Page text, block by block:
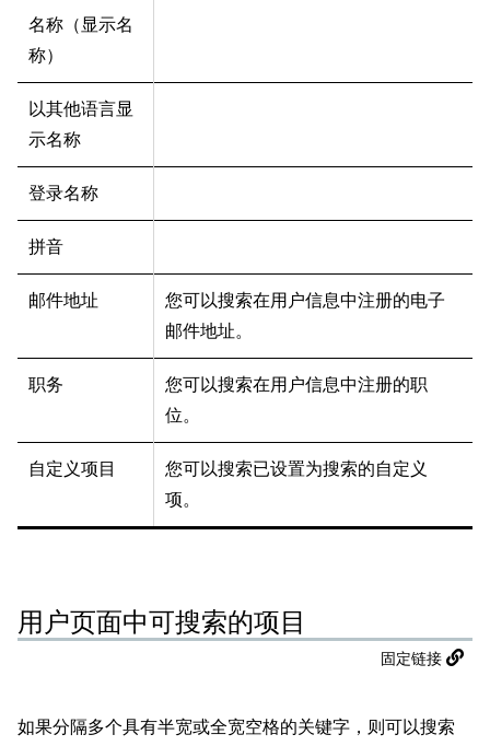
名称（显示名
称）
以其他语言显
示名称
登录名称
拼音
邮件地址
您可以搜索在用户信息中注册的电子
邮件地址。
职务
您可以搜索在用户信息中注册的职
位。
自定义项目
您可以搜索已设置为搜索的自定义
项。
用户页面中可搜索的项目
固定链接
如果分隔多个具有半宽或全宽空格的关键字，则可以搜索